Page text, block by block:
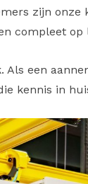
zijn
compleet
een
kennis in